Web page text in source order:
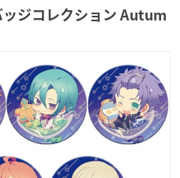
ジコレクション Autum